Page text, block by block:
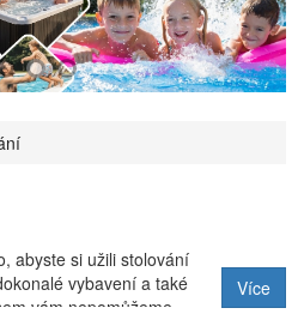
abyste si užili stolování
vybavení a také
vám nepomůžeme,
Více